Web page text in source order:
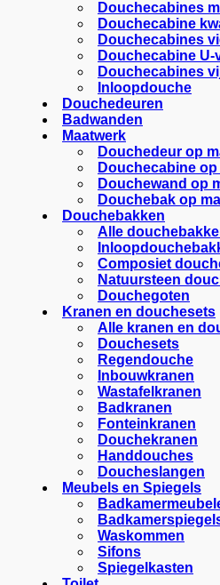
Douchecabines
Douchecabine
Douchecabines
Douchecabine U-
Douchecabines
Inloopdouche
Douchedeuren
Badwanden
Maatwerk
Douchedeur op
Douchecabine op
Douchewand op
Douchebak op
Douchebakken
Alle
Composiet
Natuursteen
Douchegoten
Kranen en douchesets
Alle kranen en
Douchesets
Regendouche
Inbouwkranen
Wastafelkranen
Badkranen
Fonteinkranen
Douchekranen
Handdouches
Doucheslangen
Meubels en Spiegels
Waskommen
Sifons
Spiegelkasten